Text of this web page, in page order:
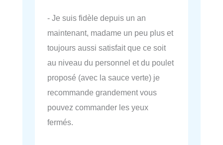
- Je suis fidèle depuis un an
maintenant, madame un peu plus et
toujours aussi satisfait que ce soit
au niveau du personnel et du poulet
proposé (avec la sauce verte) je
recommande grandement vous
pouvez commander les yeux
fermés.